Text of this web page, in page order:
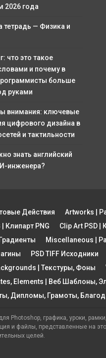
2026 года
тетрадь — Физика и
что это такое
и почему в
больше
руками
внимания: ключевые
цифрового дизайна в
и тактильности
знать английский
инженера?
Действия Artworks |
| Клипарт PNG
Clip Art PSD |
Miscellaneous |
PSD TIFF Исходники
| Текстуры, Фоны
Elements | Веб Шаблоны,
Дипломы, Грамоты,
Photoshop, графика, уроки,
и файлы, представленные на
целей.